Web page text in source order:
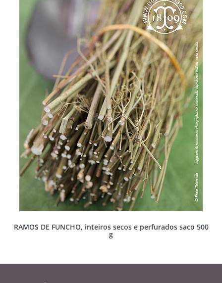
RAMOS DE FUNCHO, inteiros secos e perfurados saco 500
g